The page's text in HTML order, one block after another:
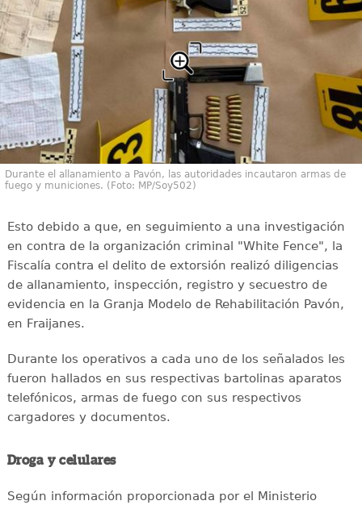
Durante el allanamiento a Pavón, las autoridades incautaron armas de
fuego y municiones. (Foto: MP/Soy502)
Esto debido a que, en seguimiento a una investigación
en contra de la organización criminal "White Fence", la
Fiscalía contra el delito de extorsión realizó diligencias
de allanamiento, inspección, registro y secuestro de
evidencia en la Granja Modelo de Rehabilitación Pavón,
en Fraijanes.
Durante los operativos a cada uno de los señalados les
fueron hallados en sus respectivas bartolinas aparatos
telefónicos, armas de fuego con sus respectivos
cargadores y documentos.
Droga y celulares
Según información proporcionada por el Ministerio